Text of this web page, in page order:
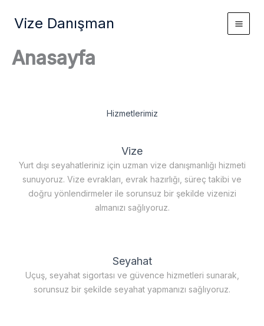
Vize Danışman
Anasayfa
Hizmetlerimiz
Vize
Yurt dışı seyahatleriniz için uzman vize danışmanlığı hizmeti
sunuyoruz. Vize evrakları, evrak hazırlığı, süreç takibi ve
doğru yönlendirmeler ile sorunsuz bir şekilde vizenizi
almanızı sağlıyoruz.
Seyahat
Uçuş, seyahat sigortası ve güvence hizmetleri sunarak,
sorunsuz bir şekilde seyahat yapmanızı sağlıyoruz.